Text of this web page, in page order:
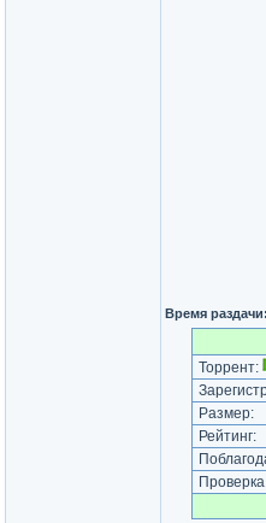
Время раздачи:
Торрент:
Размер:
Рейтинг: